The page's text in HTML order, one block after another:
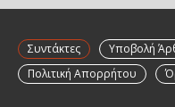
Συντάκτες Υποβολή
Πολιτική Απορρήτου